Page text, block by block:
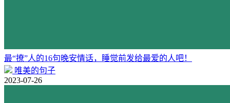
最“撩”人的16句晚安情话，睡觉前发给最爱的人吧！
唯美的句子
2023-07-26